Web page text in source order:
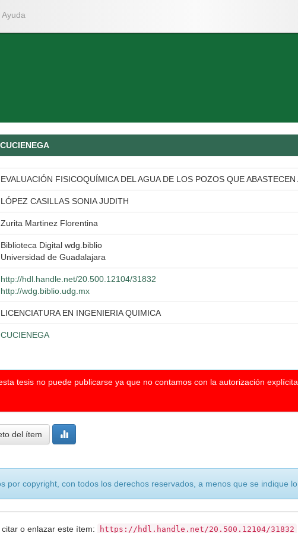
Ayuda
CUCIENEGA
EVALUACIÓN FISICOQUÍMICA DEL AGUA DE LOS POZOS QUE
LÓPEZ CASILLAS SONIA JUDITH
Zurita Martinez Florentina
Biblioteca Digital wdg.biblio
Universidad de Guadalajara
http://hdl.handle.net/20.500.12104/31832
http://wdg.biblio.udg.mx
LICENCIATURA EN INGENIERIA QUIMICA
CUCIENEGA
tesis no puede publicarse ya que no contamos con la autorización
del ítem
por copyright, con todos los derechos reservados, a menos que se indique lo
o enlazar este ítem: https://hdl.handle.net/20.500.12104/31832